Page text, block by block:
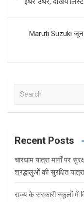
Maruti Suzuki जून
a
c
Recent Posts
चारधाम यात्रा मार्गों पर
श्रद्धालुओं की सुरक्षित
राज्य के सरकारी स्कूलों में